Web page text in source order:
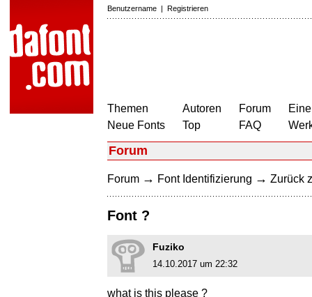
Benutzername | Registrieren
Themen
Neue Fonts
Autoren
Top
Forum
FAQ
Forum
Forum → Font Identifizierung → Zurück
Font ?
Fuziko
14.10.2017 um 22:32
what is this please ?